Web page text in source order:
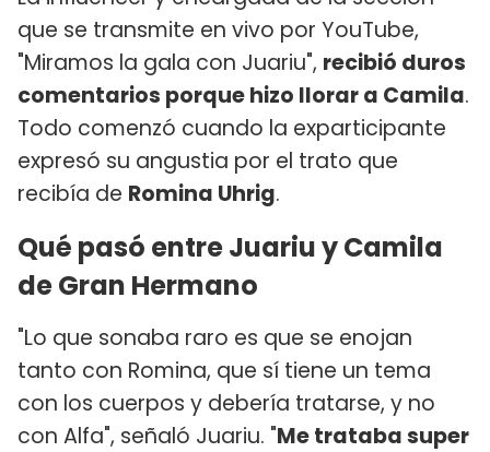
que se transmite en vivo por YouTube,
"Miramos la gala con Juariu", recibió duros
comentarios porque hizo llorar a Camila.
Todo comenzó cuando la exparticipante
expresó su angustia por el trato que
recibía de Romina Uhrig.
Qué pasó entre Juariu y Camila
de Gran Hermano
"Lo que sonaba raro es que se enojan
tanto con Romina, que sí tiene un tema
con los cuerpos y debería tratarse, y no
con Alfa", señaló Juariu. "Me trataba super